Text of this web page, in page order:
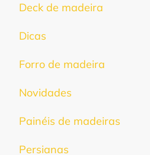
Deck de madeira
Dicas
Forro de madeira
Novidades
Painéis de madeiras
Persianas